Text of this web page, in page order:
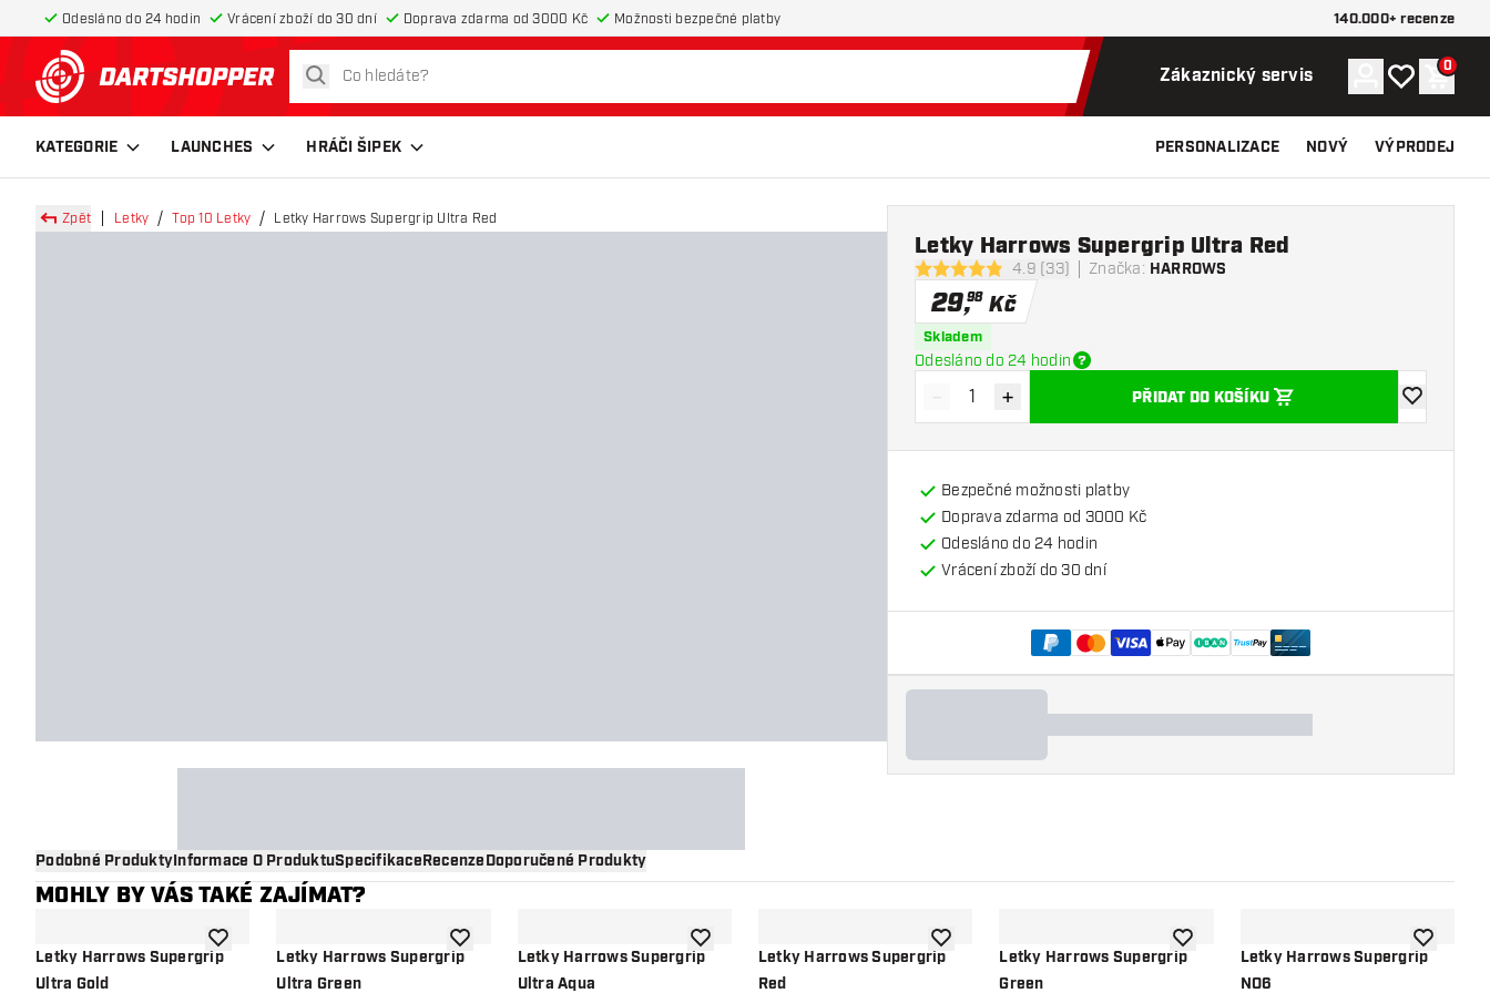
Odesláno do 24 hodin Vrácení zboží do 30 dní Doprava zdarma od 3000 Kč Možnosti bezpečné platby 140.000+ recenze
Zpět na hlavní stránku
hledat Zákaznický servis ÚčetMůj seznam
0
KATEGORIE LAUNCHES HRÁČI ŠIPEK PERSONALIZACE NOVÝ VÝPRODEJ
Zpět Letky Top 10 Letky Letky Harrows Supergrip Ultra Red
4.9 hodnoticí hvězdičky
4.9 (33) Značka: HARROWS
Letky Harrows Supergrip Ultra Red
29,98 Kč
Skladem
Odesláno do 24 hodin
Snížit množství
- Zvýšit množství
+ PŘIDAT DO KOŠÍKU
Přidat do
Bezpečné možnosti platby
Doprava zdarma od 3000 Kč
Odesláno do 24 hodin
Vrácení zboží do 30 dní
Podobné ProduktyInformace O ProduktuSpecifikaceRecenzeDoporučené Produkty
MOHLY BY VÁS TAKÉ ZAJÍMAT?
Letky Harrows Supergrip
Ultra Gold
Přidat do seznamu přání
Letky Harrows Supergrip
Ultra Green
Přidat do seznamu přání
Letky Harrows Supergrip
Ultra Aqua
Přidat do seznamu přání
Letky Harrows Supergrip
Red
Přidat do seznamu přání
Letky Harrows Supergrip
Green
Přidat do seznamu přání
Letky Harrows Supergrip
NO6
Přidat do